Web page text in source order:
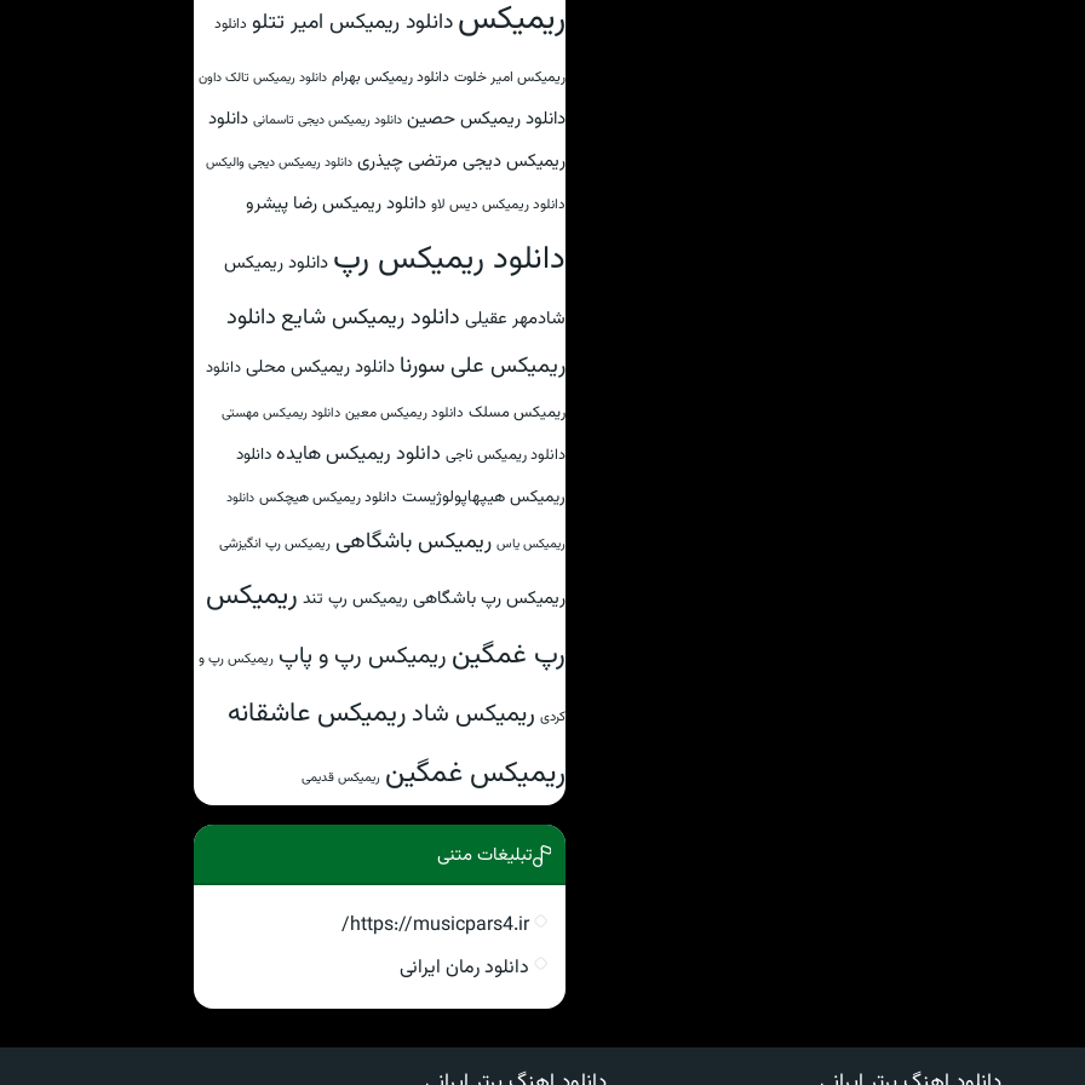
ریمیکسدانلود ریمیکس امیر تتلو دانلود
ریمیکس امیر خلوت دانلود ریمیکس بهرام دانلود ریمیکس تالک داون
دانلود ریمیکس حصین دانلود ریمیکس دیجی تاسمانی دانلود
ریمیکس دیجی مرتضی چیذری دانلود ریمیکس دیجی والیکس
دانلود ریمیکس دیس لاو دانلود ریمیکس رضا پیشرو
دانلود ریمیکس رپ دانلود ریمیکس
شادمهر عقیلی دانلود ریمیکس شایع دانلود
ریمیکس علی سورنا دانلود ریمیکس محلی دانلود
ریمیکس مسلک دانلود ریمیکس معین دانلود ریمیکس مهستی
دانلود ریمیکس ناجی دانلود ریمیکس هایده دانلود
ریمیکس هیپهاپولوژیست دانلود ریمیکس هیچکس دانلود
ریمیکس یاس ریمیکس باشگاهی ریمیکس رپ انگیزشی
ریمیکس رپ باشگاهی ریمیکس رپ تند ریمیکس
رپ غمگین ریمیکس رپ و پاپ ریمیکس رپ و
کردی ریمیکس شادریمیکس عاشقانه
ریمیکس غمگین ریمیکس قدیمی
تبلیغات متنی
https://musicpars4.ir/
دانلود رمان ایرانی